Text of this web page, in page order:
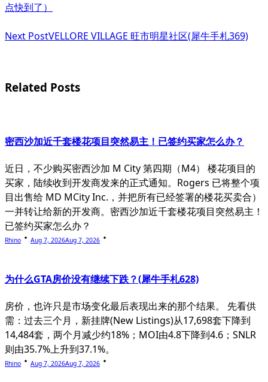
screen-
text">Page</span>
点快到了）
Next PostVELLORE VILLAGE 旺市明星社区(犀牛手札369)
Related Posts
密西沙加近千套楼花项目突然易主！已签约买家怎么办？
近日，不少购买密西沙加 M City 第四期（M4） 楼花项目的
买家，陆续收到开发商发来的正式通知。Rogers 已将整个项
目出售给 MD MCity Inc.，并把所有已经签署的楼花买卖合）
一并转让给新的开发商。密西沙加近千套楼花项目突然易主！
已签约买家怎么办？
Rhino Aug 7, 2026Aug 7, 2026
为什么GTA房价没有继续下跌？(犀牛手札628)
房价，也许只是市场变化最后表现出来的那个结果。 先看供
需：过去三个月，新挂牌(New Listings)从17,698套下降到
14,484套，两个月减少约18%；MOI由4.8下降到4.6；SNLR
则由35.7%上升到37.1%。
Rhino Aug 7, 2026Aug 7, 2026